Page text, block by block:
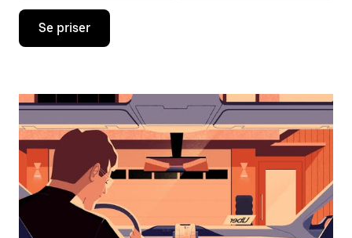
Trykk
piltast
åpne
og
velge
dato.
Trykk
på
Esc-
knappen
Se priser